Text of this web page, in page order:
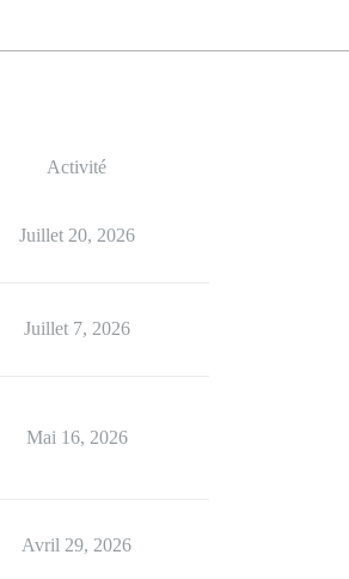
Activité
Juillet 20, 2026
Juillet 7, 2026
Mai 16, 2026
Avril 29, 2026